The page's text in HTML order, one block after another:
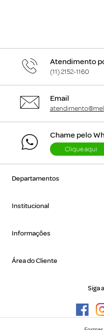
Atendimento
(11) 2152-1160
Email
Chame pelo
Clique aqui
Departamentos
Institucional
Informações
Área do Cliente
Siga